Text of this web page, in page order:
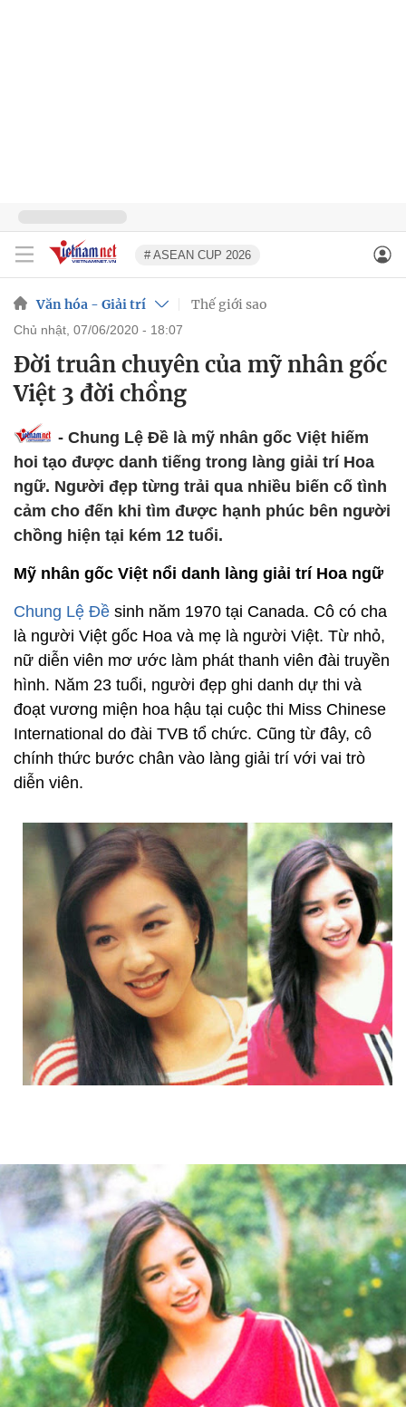
# ASEAN CUP 2026
Văn hóa - Giải trí Thế giới sao
chủ nhật, 07/06/2020 - 18:07
Đời truân chuyên của mỹ nhân gốc
Việt 3 đời chồng
- Chung Lệ Đề là mỹ nhân gốc Việt hiếm
hoi tạo được danh tiếng trong làng giải trí Hoa
ngữ. Người đẹp từng trải qua nhiều biến cố tình
cảm cho đến khi tìm được hạnh phúc bên người
chồng hiện tại kém 12 tuổi.
Mỹ nhân gốc Việt nổi danh làng giải trí Hoa ngữ
Chung Lệ Đề sinh năm 1970 tại Canada. Cô có cha
là người Việt gốc Hoa và mẹ là người Việt. Từ nhỏ,
nữ diễn viên mơ ước làm phát thanh viên đài truyền
hình. Năm 23 tuổi, người đẹp ghi danh dự thi và
đoạt vương miện hoa hậu tại cuộc thi Miss Chinese
International do đài TVB tổ chức. Cũng từ đây, cô
chính thức bước chân vào làng giải trí với vai trò
diễn viên.